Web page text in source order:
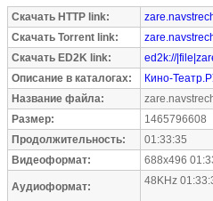
Скачать HTTP link:
Скачать Torrent link:
Скачать ED2K link:
ed2k://
Описание в каталогах:
Кино-
Название файла:
Размер:
1465796608
Продолжительность:
01:33:35
Видеоформат:
688x496
Аудиоформат: 48KHz